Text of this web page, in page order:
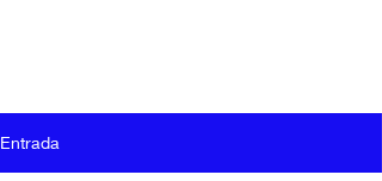
Entrada